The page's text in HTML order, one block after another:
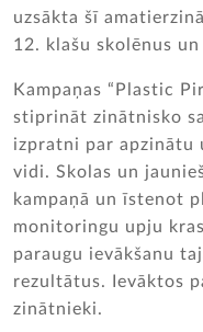
uzsākta šī
12. klašu skolēnus
Kampaņas “Plastic
stiprināt zinātnisko
izpratni par apzinātu
vidi. Skolas un
kampaņā un īstenot
monitoringu upju
paraugu ievākšanu
rezultātus. Ievāktos
zinātnieki.